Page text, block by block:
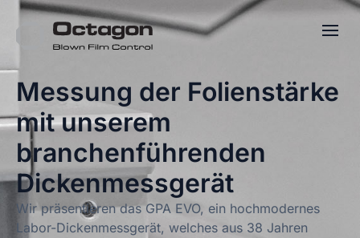
Messung der Folienstärke
mit unserem
branchenführenden
Dickenmessgerät
Wir präsentieren das GPA EVO, ein hochmodernes
Labor-Dickenmessgerät, welches aus 38 Jahren